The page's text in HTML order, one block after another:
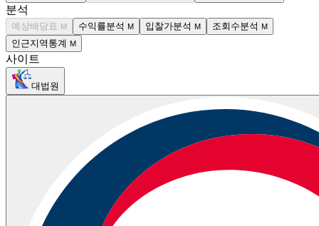
분석
예상배당표 M 수익률분석 M 입찰가분석 M 조회수분석 M
인근지역통계 M
사이트
대법원